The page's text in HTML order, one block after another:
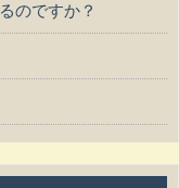
のですか？
場合はどうすれば